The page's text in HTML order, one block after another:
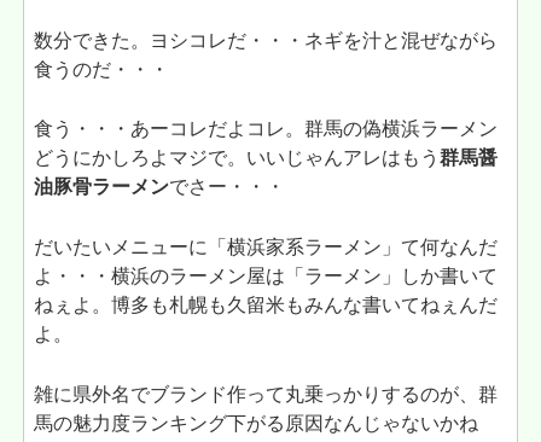
数分できた。ヨシコレだ・・・ネギを汁と混ぜながら
食うのだ・・・
食う・・・あーコレだよコレ。群馬の偽横浜ラーメン
どうにかしろよマジで。いいじゃんアレはもう群馬醤
油豚骨ラーメンでさー・・・
だいたいメニューに「横浜家系ラーメン」て何なんだ
よ・・・横浜のラーメン屋は「ラーメン」しか書いて
ねぇよ。博多も札幌も久留米もみんな書いてねぇんだ
よ。
雑に県外名でブランド作って丸乗っかりするのが、群
馬の魅力度ランキング下がる原因なんじゃないかね